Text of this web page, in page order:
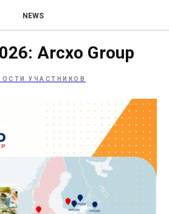
NEWS
Arcxo Group
УЧАСТНИКОВ